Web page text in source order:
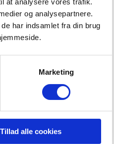
at analysere vores trafik.
og analysepartnere.
har indsamlet fra din brug
Marketing
Tillad alle cookies